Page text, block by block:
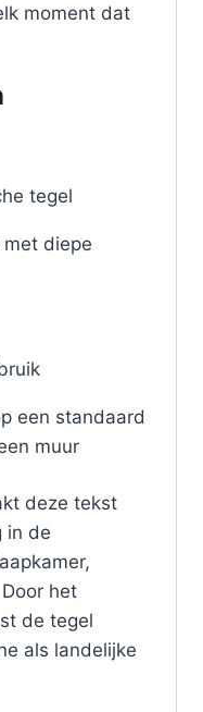
moment dat
tegel
diepe
een standaard
muur
deze tekst
in de
het
de tegel
als landelijke